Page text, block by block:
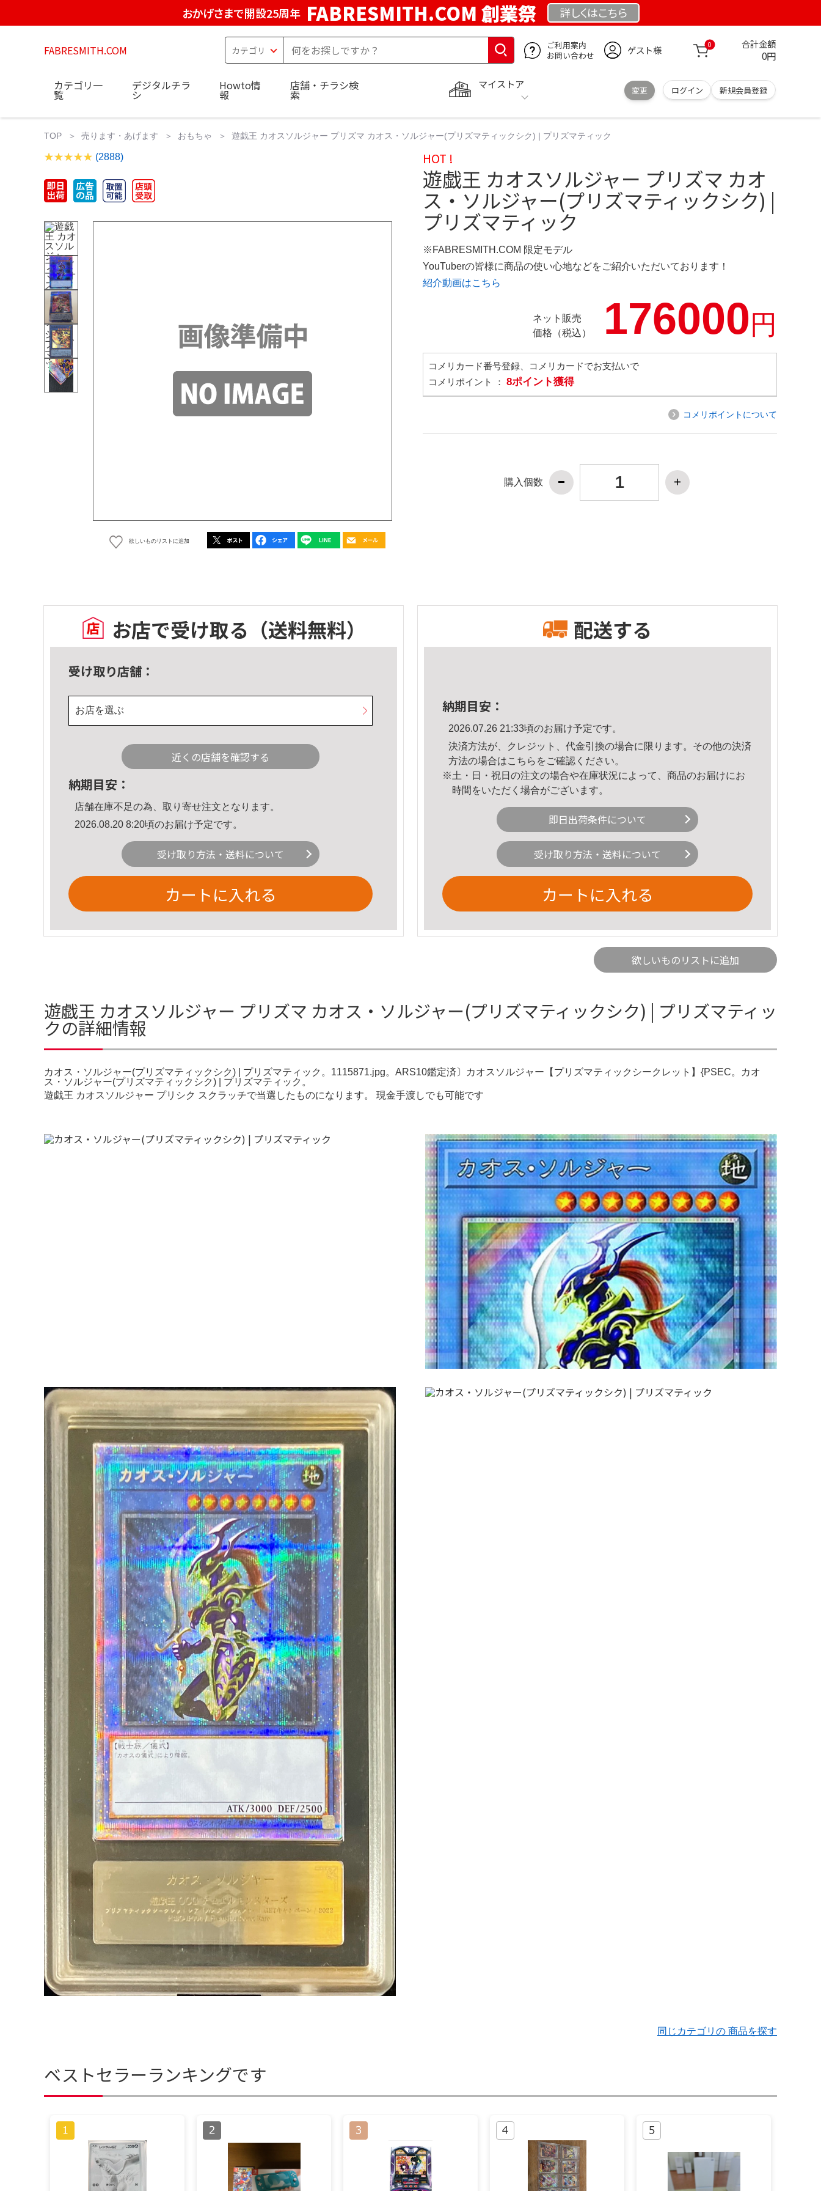
おかげさまで開設25周年 FABRESMITH.COM 創業祭 詳しくはこちら
FABRESMITH.COM
ご利用案内
お問い合わせ
ゲスト様 0 合計金額
0円
マイストア
変更 ログイン 新規会員登録
カテゴリ一
覧
デジタルチラ
シ
Howto情
報
店舗・チラシ検
索
TOP 売ります・あげます おもちゃ 遊戯王 カオスソルジャー プリズマ カオス・ソルジャー(プリズマティックシク) | プリズマティック
(2888)
欲しいものリストに追加
HOT !
遊戯王 カオスソルジャー プリズマ カオ
ス・ソルジャー(プリズマティックシク) |
プリズマティック
※FABRESMITH.COM 限定モデル
YouTuberの皆様に商品の使い心地などをご紹介いただいております！
紹介動画はこちら
ネット販売
価格（税込）
176000円
コメリカード番号登録、コメリカードでお支払いで
コメリポイント ： 8ポイント獲得
コメリポイントについて
購入個数
お店で受け取る （送料無料）
受け取り店舗：
お店を選ぶ
近くの店舗を確認する
納期目安：
店舗在庫不足の為、取り寄せ注文となります。
2026.08.20 8:20頃のお届け予定です。
受け取り方法・送料について
カートに入れる
配送する
納期目安：
2026.07.26 21:33頃のお届け予定です。
決済方法が、クレジット、代金引換の場合に限ります。その他の決済
方法の場合はこちら をご確認ください。
※土・日・祝日の注文の場合や在庫状況によって、商品のお届けにお
時間をいただく場合がございます。
即日出荷条件について
受け取り方法・送料について
カートに入れる
欲しいものリストに追加
遊戯王 カオスソルジャー プリズマ カオス・ソルジャー(プリズマティックシク) | プリズマティッ
クの詳細情報
カオス・ソルジャー(プリズマティックシク) | プリズマティック。1115871.jpg。ARS10鑑定済〕カオスソルジャー【プリズマティックシークレット】{PSEC。カオ
ス・ソルジャー(プリズマティックシク) | プリズマティック。
遊戯王 カオスソルジャー プリシク スクラッチで当選したものになります。 現金手渡しでも可能です
同じカテゴリの 商品を探す
ベストセラーランキングです